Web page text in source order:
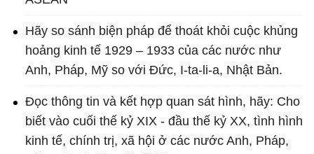
Hãy so sánh biện pháp để thoát khỏi cuộc khủng
hoảng kinh tế 1929 – 1933 của các nước như
Anh, Pháp, Mỹ so với Đức, I-ta-li-a, Nhật Bản.
Đọc thông tin và kết hợp quan sát hình, hãy: Cho
biết vào cuối thế kỷ XIX - đầu thế kỷ XX, tình hình
kinh tế, chính trị, xã hội ở các nước Anh, Pháp,